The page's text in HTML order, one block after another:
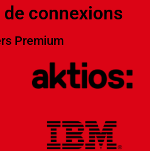
connexions
Premium